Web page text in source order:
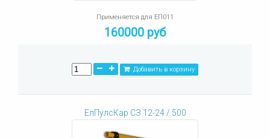
Применяется для ЕП011
160000 руб
Добавить в корзину
ЕлПулсКар СЗ 12-24 / 500